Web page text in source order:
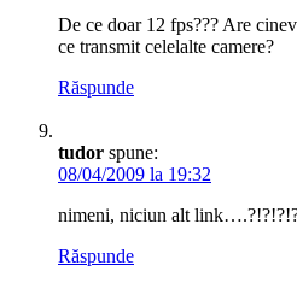
De ce doar 12 fps??? Are
ce transmit celelalte camere?
Răspunde
tudor spune:
08/04/2009 la 19:32
nimeni, niciun alt
Răspunde